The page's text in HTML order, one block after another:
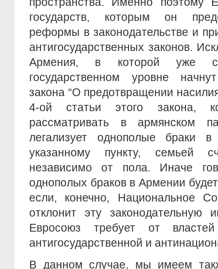
государств, которым он
реформы в законодательстве и
антигосударственных законов.
Армения, в которой уже
государственном уровне
закона “О предотвращении
4-ой статьи этого закона,
рассматривать в армянском
легализует однополые браки
указанному пункту, семьей
независимо от пола. Иначе
однополых браков в Армении
если, конечно, Национальное
отклонит эту законодательную
Евросоюз требует от
антигосударственной и
В данном случае, мы имеем